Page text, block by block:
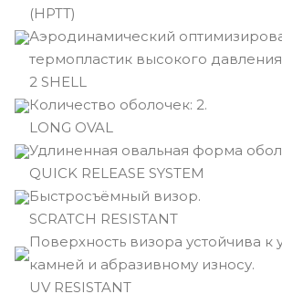
(HPTT)
Аэродинамический
термопластик высокого
2 SHELL
Количество оболочек: 2.
LONG OVAL
Удлиненная овальная форма
QUICK RELEASE SYSTEM
Быстросъёмный визор.
SCRATCH RESISTANT
Поверхность визора устойчива к
камней и абразивному износу.
UV RESISTANT